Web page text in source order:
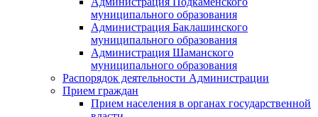
муниципального образования
Администрация Баклашинского
муниципального образования
Администрация Шаманского
муниципального образования
Распорядок деятельности Администрации
Прием граждан
Прием населения в органах государственной